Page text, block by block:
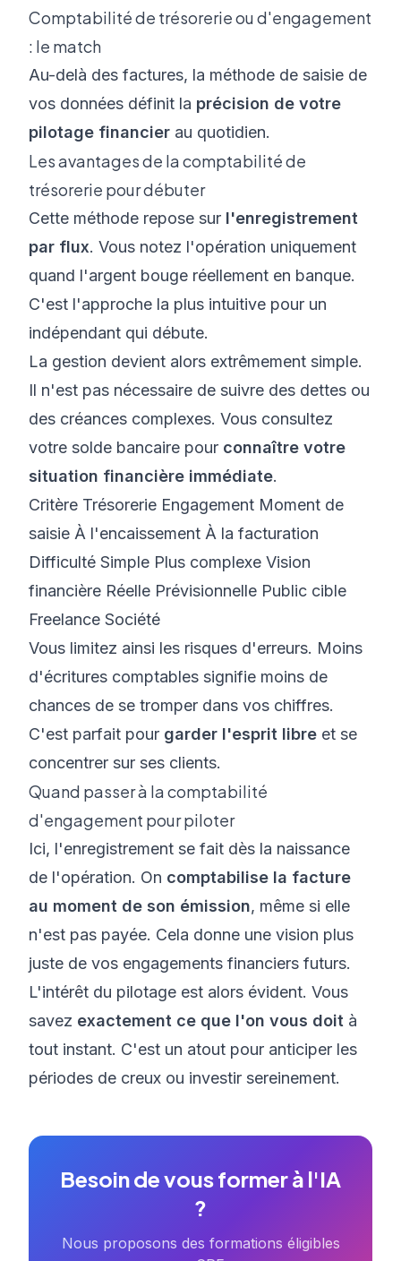
Comptabilité de trésorerie ou d'engagement
: le match
Au-delà des factures, la méthode de saisie de
vos données définit la précision de votre
pilotage financier au quotidien.
Les avantages de la comptabilité de
trésorerie pour débuter
Cette méthode repose sur l'enregistrement
par flux. Vous notez l'opération uniquement
quand l'argent bouge réellement en banque.
C'est l'approche la plus intuitive pour un
indépendant qui débute.
La gestion devient alors extrêmement simple.
Il n'est pas nécessaire de suivre des dettes ou
des créances complexes. Vous consultez
votre solde bancaire pour connaître votre
situation financière immédiate.
Critère Trésorerie Engagement Moment de
saisie À l'encaissement À la facturation
Difficulté Simple Plus complexe Vision
financière Réelle Prévisionnelle Public cible
Freelance Société
Vous limitez ainsi les risques d'erreurs. Moins
d'écritures comptables signifie moins de
chances de se tromper dans vos chiffres.
C'est parfait pour garder l'esprit libre et se
concentrer sur ses clients.
Quand passer à la comptabilité
d'engagement pour piloter
Ici, l'enregistrement se fait dès la naissance
de l'opération. On comptabilise la facture
au moment de son émission, même si elle
n'est pas payée. Cela donne une vision plus
juste de vos engagements financiers futurs.
L'intérêt du pilotage est alors évident. Vous
savez exactement ce que l'on vous doit à
tout instant. C'est un atout pour anticiper les
périodes de creux ou investir sereinement.
Besoin de vous former à l'IA
?
Nous proposons des formations éligibles